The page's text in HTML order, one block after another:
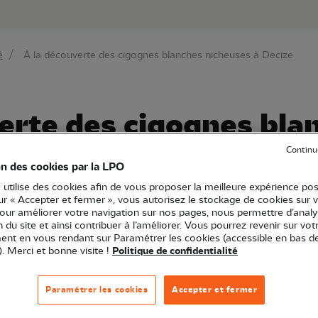
Aller à la
À la découverte des cigognes blanches nicheuses à Decize
des cigognes
Franche-Comté Sortie nature 58 - Nièvre
belles colonies de cigognes blanches du département
des cookies par la LPO
des cookies afin de vous proposer la meilleure expérience
« Accepter et fermer », vous autorisez le stockage de cookies sur
améliorer votre navigation sur nos pages, nous permettre
du site et ainsi contribuer à l’améliorer. Vous pourrez revenir sur
en vous rendant sur Paramétrer les cookies (accessible en bas
Merci et bonne visite ! Politique de confidentialité
Accepter et fermer
Paramétrer les cookies